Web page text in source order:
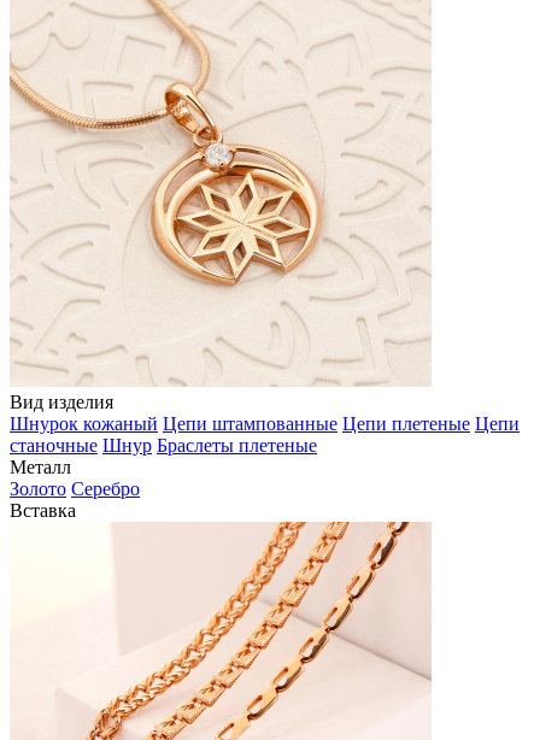
Вид изделия
Шнурок кожаный Цепи штампованные Цепи плетеные Цепи
станочные Шнур Браслеты плетеные
Металл
Золото Серебро
Вставка